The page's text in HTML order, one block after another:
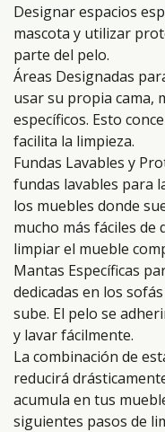
Designar espacios
mascota y utilizar
parte del pelo.
Áreas Designadas
usar su propia cama,
específicos. Esto
facilita la limpieza.
Fundas Lavables y
fundas lavables para
los muebles donde
mucho más fáciles
limpiar el mueble
Mantas Específicas
dedicadas en los
sube. El pelo se
y lavar fácilmente.
La combinación de
reducirá
acumula en tus
siguientes pasos de